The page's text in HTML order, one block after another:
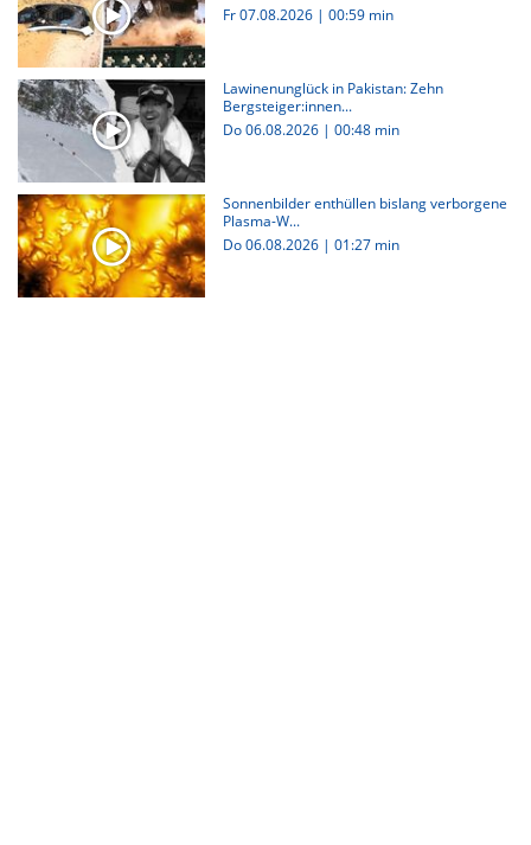
Fr 07.08.2026 | 00:59 min
Lawinenunglück in Pakistan: Zehn
Bergsteiger:innen...
Do 06.08.2026 | 00:48 min
Sonnenbilder enthüllen bislang verborgene
Plasma-W...
Do 06.08.2026 | 01:27 min